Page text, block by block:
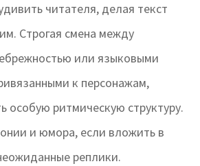
читателя, делая текст
Строгая смена между
или языковыми
к персонажам,
особую ритмическую структуру.
и юмора, если вложить в
реплики.